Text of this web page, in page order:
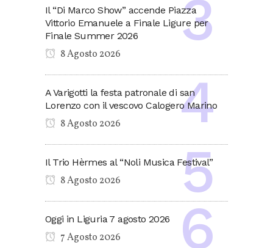
Il “Di Marco Show” accende Piazza
Vittorio Emanuele a Finale Ligure per
Finale Summer 2026
8 Agosto 2026
A Varigotti la festa patronale di san
Lorenzo con il vescovo Calogero Marino
8 Agosto 2026
Il Trio Hèrmes al “Noli Musica Festival”
8 Agosto 2026
Oggi in Liguria 7 agosto 2026
7 Agosto 2026